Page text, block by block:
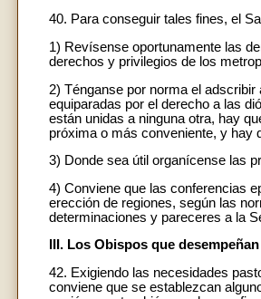
40. Para conseguir tales fines, el
1) Revísense oportunamente las
derechos y privilegios de los
2) Ténganse por norma el
equiparadas por el derecho a las
están unidas a ninguna otra, hay
próxima o más conveniente, y hay
3) Donde sea útil organícense las
4) Conviene que las conferencias
erección de regiones, según las
determinaciones y pareceres a la
III. Los Obispos que
42. Exigiendo las necesidades
conviene que se establezcan